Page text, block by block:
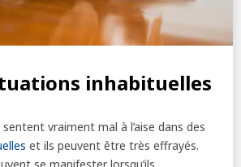
inhabituelles
vraiment mal à l’aise dans des
et ils peuvent être très effrayés.